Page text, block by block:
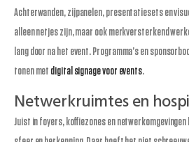
Achterwanden, zijpanelen, presentatiesets en
alleen netjes zijn, maar ook merkversterkend
lang door na het event. Programma’s en
tonen met digital signage voor events.
Netwerkruimtes en
Juist in foyers, koffiezones en netwerkomgevingen